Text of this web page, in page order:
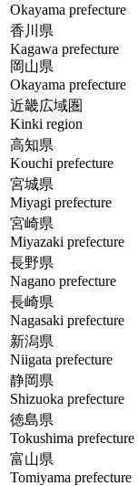
Okayama prefecture
香川県
Kagawa prefecture
岡山県
Okayama prefecture
近畿広域圏
Kinki region
高知県
Kouchi prefecture
宮城県
Miyagi prefecture
宮崎県
Miyazaki prefecture
長野県
Nagano prefecture
長崎県
Nagasaki prefecture
新潟県
Niigata prefecture
静岡県
Shizuoka prefecture
徳島県
Tokushima prefecture
富山県
Tomiyama prefecture